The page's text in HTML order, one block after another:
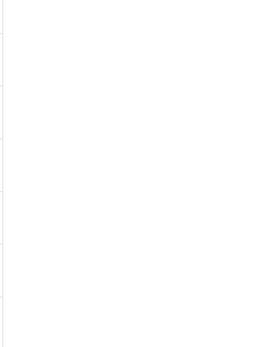
洩または開示しないようお願いしま
は、I-Webメンバーズにご登録され
な範囲で利用することをご了承くだ
。
までの期間は出荷製品に未対応品が
ます。
に深刻な影響を及ぼさない年数を意
の内容を当該第三者に通知します。
おそれがある場合は、取り引きをい
たはお客様担当のオムロン制御